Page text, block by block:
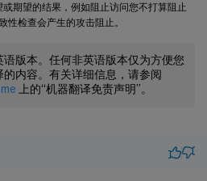
期望的结果，例如阻止访问您不打算阻止
性检查会产生的攻击阻止。
版本。任何非英语版本仅为方便您
内容。有关详细信息，请参阅
上的“机器翻译免责声明”。